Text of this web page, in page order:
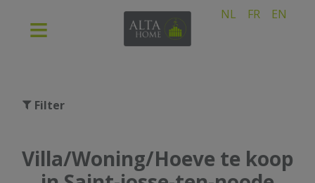
NL FR EN
Filter
Villa/Woning/Hoeve te koop